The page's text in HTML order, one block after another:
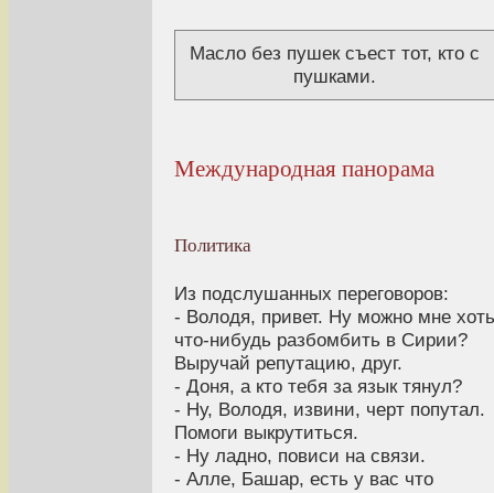
Масло без пушек съест тот, кто с
пушками.
Международная панорама
Политика
Из подслушанных переговоров:
- Володя, привет. Ну можно мне хоть
что-нибудь разбомбить в Сирии?
Выручай репутацию, друг.
- Доня, а кто тебя за язык тянул?
- Ну, Володя, извини, черт попутал.
Помоги выкрутиться.
- Ну ладно, повиси на связи.
- Алле, Башар, есть у вас что